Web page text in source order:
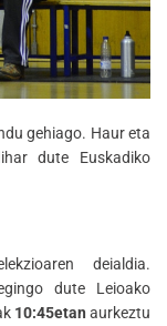
gehiago. Haur eta
dute Euskadiko
deialdia.
dute Leioako
10:45etan aurkeztu